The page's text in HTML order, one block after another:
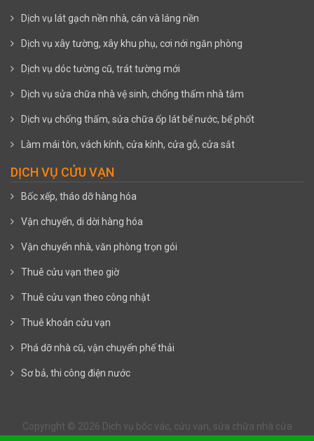
Dịch vụ lát gạch nền nhà, cán và láng nền
Dịch vụ xây tường, xây khu phụ, cơi nới ngăn phòng
Dịch vụ dóc tường cũ, trát tường mới
Dịch vụ sửa chữa nhà vệ sinh, chống thấm nhà tắm
Dịch vụ chống thấm, sửa chữa ốp lát bể nước, bể phốt
Làm mái tôn, vách kính, cửa kính, cửa gỗ, cửa sắt
DỊCH VỤ CỬU VẠN
Bốc xếp, tháo dỡ hàng hóa
Vận chuyển, di dời hàng hóa
Vận chuyển nhà, văn phòng trọn gói
Thuê cửu vạn theo giờ
Thuê cửu vạn theo công nhật
Thuê khoán cửu vạn
Phá dỡ nhà cũ, vận chuyển phế thải
Sơ bả, thi công điện nước
Copyright © 2026 Dịch vụ bốc vác, cửu vạn, sửa chữa nhà cửa